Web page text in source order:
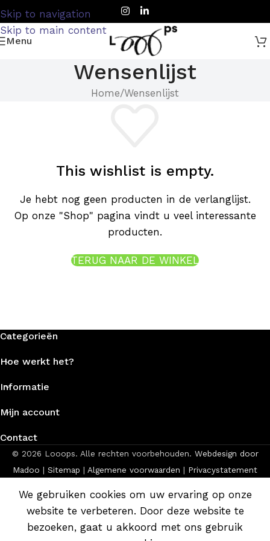
Skip to navigation
Skip to main content
Menu
Wensenlijst
Home Wensenlijst
This wishlist is empty.
Je hebt nog geen producten in de verlanglijst.
Op onze "Shop" pagina vindt u veel interessante
producten.
TERUG NAAR DE WINKEL
Categorieën
Hoe werkt het?
Informatie
Mijn account
Contact
© 2026 Looops. Alle rechten voorbehouden. Webdesign door
Madoo | Sitemap | Algemene voorwaarden | Privacystatement
We gebruiken cookies om uw ervaring op onze
website te verbeteren. Door deze website te
bezoeken, gaat u akkoord met ons gebruik
WinkelAanvraag
Mijn account